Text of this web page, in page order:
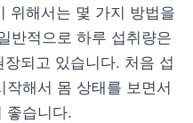
위해서는 몇 가지 방법을
반적으로 하루 섭취량은
되고 있습니다. 처음 섭
해서 몸 상태를 보면서
좋습니다.